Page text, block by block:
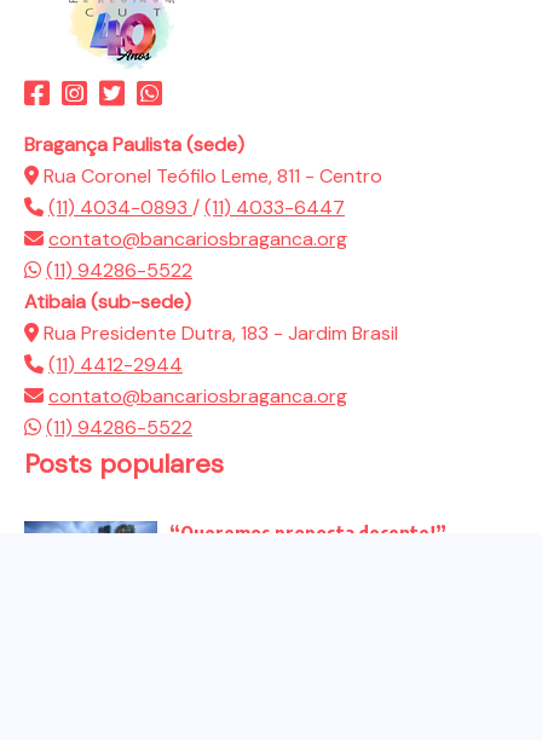
Bragança Paulista (sede)
Rua Coronel Teófilo Leme, 811 - Centro
(11) 4034-0893 /(11) 4033-6447
contato@bancariosbraganca.org
(11) 94286-5522
Atibaia (sub-sede)
Rua Presidente Dutra, 183 - Jardim Brasil
(11) 4412-2944
contato@bancariosbraganca.org
(11) 94286-5522
Posts populares
“Queremos proposta decente!”